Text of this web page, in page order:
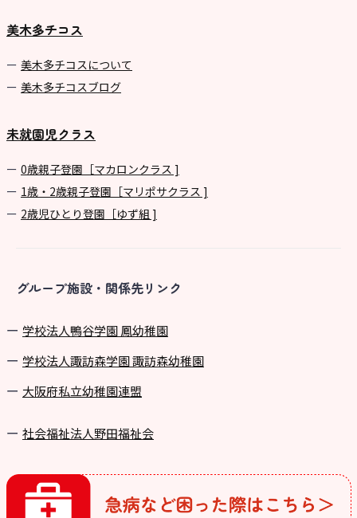
美木多チコス
美⽊多チコスについて
美⽊多チコスブログ
未就園児クラス
0歳親子登園［マカロンクラス ]
1歳・2歳親子登園［マリポサクラス ]
2歳児ひとり登園［ゆず組 ]
グループ施設・関係先リンク
学校法⼈鴨⾕学園 鳳幼稚園
学校法⼈諏訪森学園 諏訪森幼稚園
⼤阪府私⽴幼稚園連盟
社会福祉法人野田福祉会